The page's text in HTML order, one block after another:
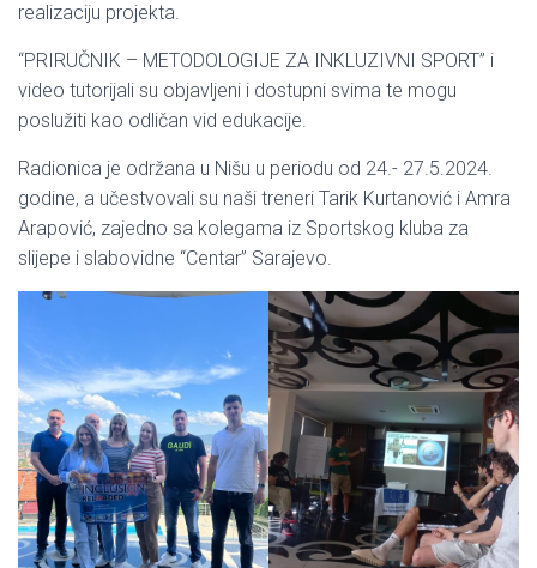
realizaciju projekta.
“PRIRUČNIK – METODOLOGIJE ZA INKLUZIVNI SPORT” i
video tutorijali su objavljeni i dostupni svima te mogu
poslužiti kao odličan vid edukacije.
Radionica je održana u Nišu u periodu od 24.- 27.5.2024.
godine, a učestvovali su naši treneri Tarik Kurtanović i Amra
Arapović, zajedno sa kolegama iz Sportskog kluba za
slijepe i slabovidne “Centar” Sarajevo.